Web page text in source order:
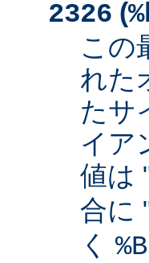
2326 (
この
れた
たサ
イア
値は
合に
く %B